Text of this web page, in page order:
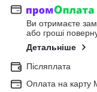
Ви отримаєте
або гроші
Детальніше
Післяплата
Оплата на карту